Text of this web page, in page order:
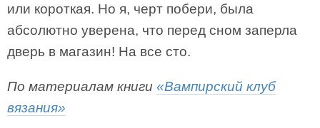
или короткая. Но я, черт побери, была
абсолютно уверена, что перед сном заперла
дверь в магазин! На все сто.
По материалам книги «Вампирский клуб
вязания»